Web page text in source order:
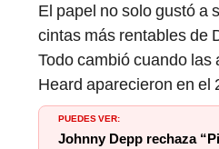
El papel no solo gustó a
cintas más rentables de
Todo cambió cuando
Heard aparecieron en el
PUEDES VER:
Johnny Depp rechaza